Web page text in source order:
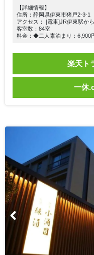
【詳細情報】
住所：静岡県伊東市猪戸2-3-1
アクセス： [電車]JR伊東駅か
客室数：84室
料金：◆二人素泊まり：6,900
楽天ト
一休